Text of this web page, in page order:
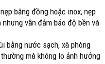
bằng đồng hoặc inox, nẹp
vẫn đảm bảo độ bền và
bằng nước sạch, xà phòng
mà không lo ảnh hưởng